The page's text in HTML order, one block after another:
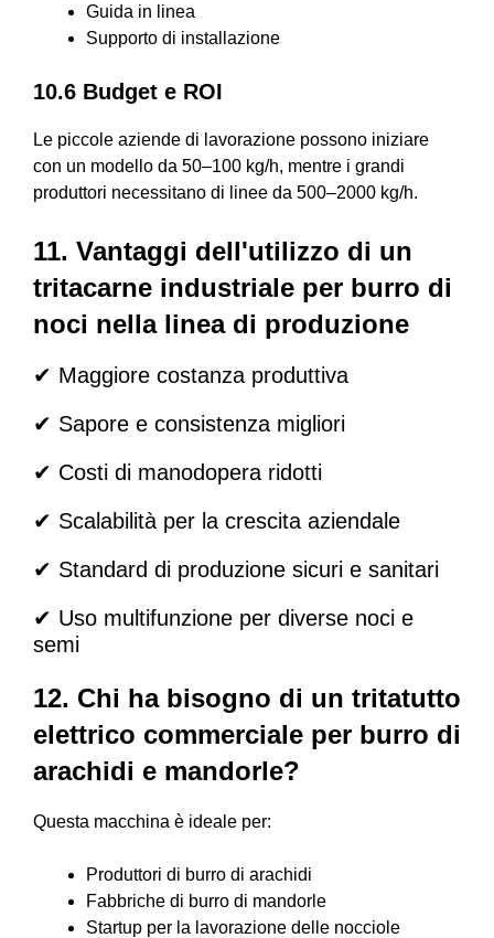
Guida in linea
Supporto di installazione
10.6 Budget e ROI
Le piccole aziende di lavorazione possono iniziare
con un modello da 50–100 kg/h, mentre i grandi
produttori necessitano di linee da 500–2000 kg/h.
11. Vantaggi dell'utilizzo di un
tritacarne industriale per burro di
noci nella linea di produzione
✔ Maggiore costanza produttiva
✔ Sapore e consistenza migliori
✔ Costi di manodopera ridotti
✔ Scalabilità per la crescita aziendale
✔ Standard di produzione sicuri e sanitari
✔ Uso multifunzione per diverse noci e
semi
12. Chi ha bisogno di un tritatutto
elettrico commerciale per burro di
arachidi e mandorle?
Questa macchina è ideale per:
Produttori di burro di arachidi
Fabbriche di burro di mandorle
Startup per la lavorazione delle nocciole